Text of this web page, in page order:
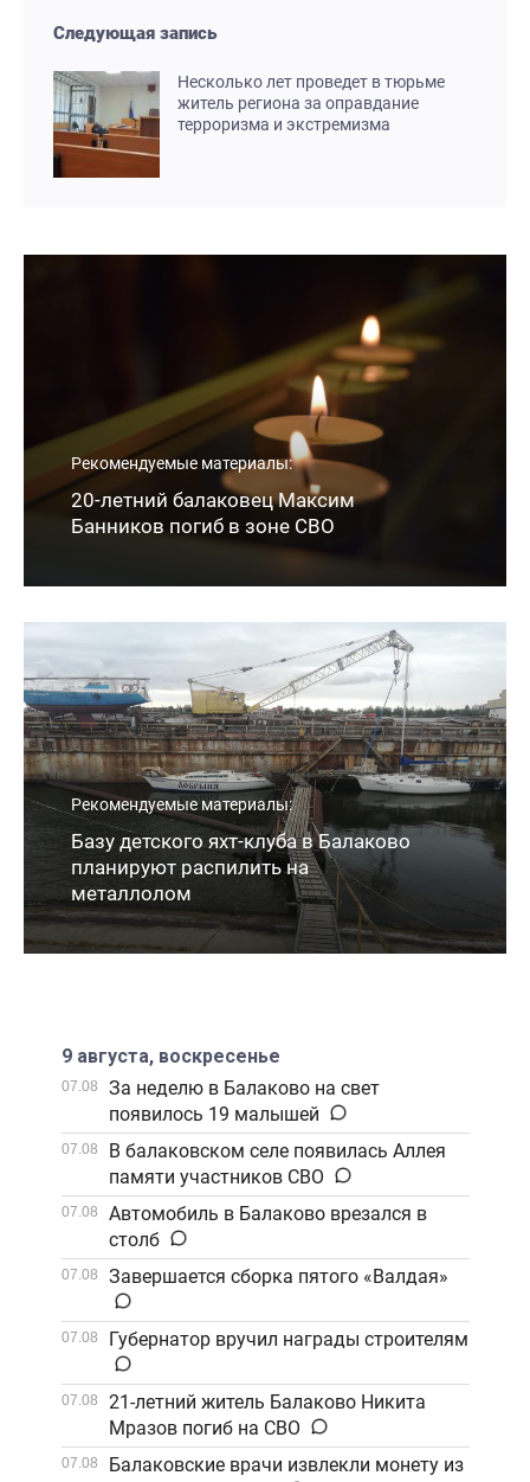
Следующая запись
Несколько лет проведет в тюрьме
житель региона за оправдание
терроризма и экстремизма
Рекомендуемые материалы:
20-летний балаковец Максим
Банников погиб в зоне СВО
Рекомендуемые материалы:
Базу детского яхт-клуба в Балаково
планируют распилить на
металлолом
9 августа, воскресенье
07.08
За неделю в Балаково на свет
появилось 19 малышей
07.08
В балаковском селе появилась Аллея
памяти участников СВО
07.08
Автомобиль в Балаково врезался в
столб
07.08 Завершается сборка пятого «Валдая»
07.08 Губернатор вручил награды строителям
07.08
21-летний житель Балаково Никита
Мразов погиб на СВО
07.08
Балаковские врачи извлекли монету из